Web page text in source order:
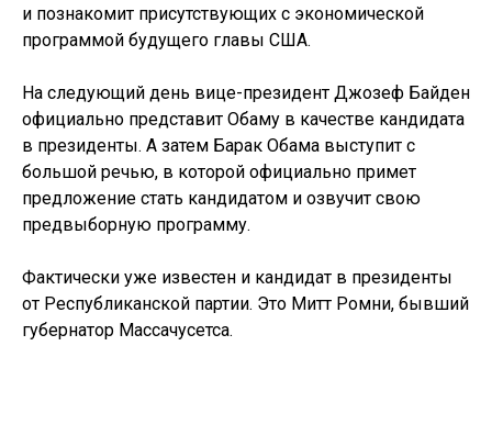
и познакомит присутствующих с экономической
программой будущего главы США.
На следующий день вице-президент Джозеф Байден
официально представит Обаму в качестве кандидата
в президенты. А затем Барак Обама выступит с
большой речью, в которой официально примет
предложение стать кандидатом и озвучит свою
предвыборную программу.
Фактически уже известен и кандидат в президенты
от Республиканской партии. Это Митт Ромни, бывший
губернатор Массачусетса.